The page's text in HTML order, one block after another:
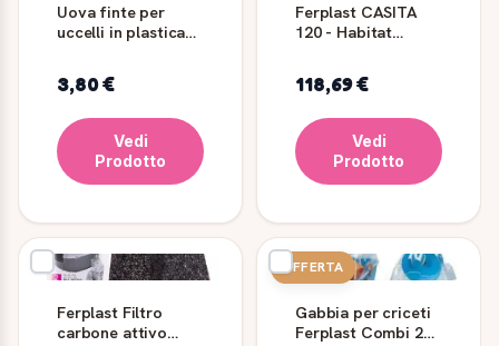
Uova finte per
uccelli in plastica
3,80 €
Vedi
Prodotto
Ferplast CASITA
120 - Habitat
vostri Conigli e
Porcellini d'india
118,69 €
Vedi
Prodotto
Ferplast Filtro
carbone attivo
OFFERTA
Gabbia per criceti
Ferplast Combi 2